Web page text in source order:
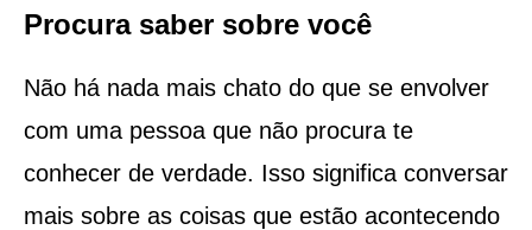
Procura saber sobre você
Não há nada mais chato do que se envolver
com uma pessoa que não procura te
conhecer de verdade. Isso significa conversar
mais sobre as coisas que estão acontecendo